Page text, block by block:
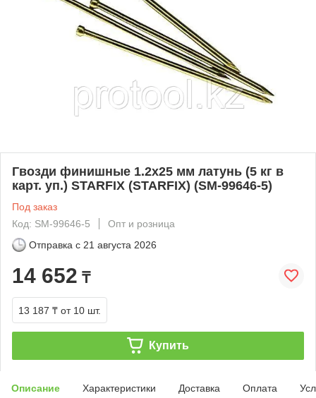
Гвозди финишные 1.2х25 мм латунь (5 кг в
карт. уп.) STARFIX (STARFIX) (SM-99646-5)
Под заказ
Код: SM-99646-5
Опт и розница
Отправка с 21 августа 2026
14 652 ₸
13 187 ₸ от 10 шт.
Купить
Описание Характеристики Доставка Оплата